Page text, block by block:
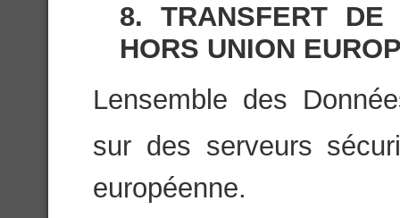
8. TRANSFERT DE
HORS UNION
Lensemble des
sur des serveurs
européenne.